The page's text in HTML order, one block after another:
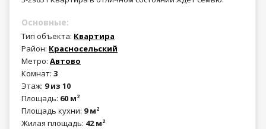
Основные:
Тип объекта: Квартира
Район: Красносельский
Метро: Автово
Комнат: 3
Этаж: 9 из 10
Площадь: 60 м2
Площадь кухни: 9 м2
Жилая площадь: 42 м2